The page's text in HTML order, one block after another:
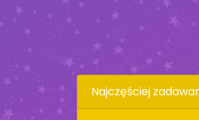
Najczęściej